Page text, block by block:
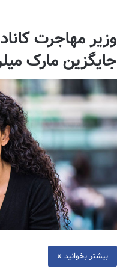
وزیر مهاجرت
جایگزین مارک
بیشتر بخوانید »